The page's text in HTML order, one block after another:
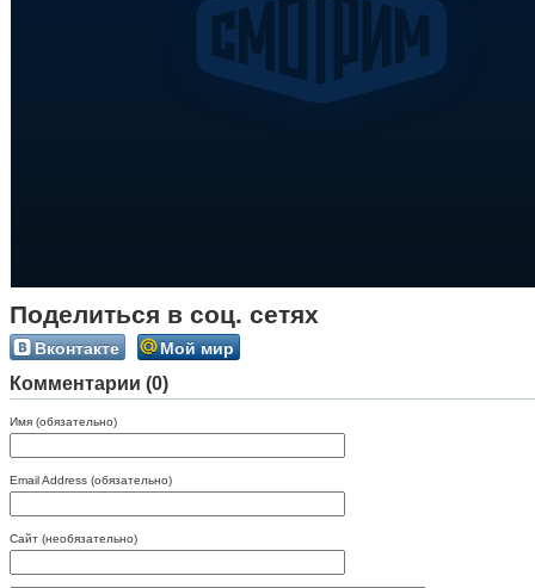
Поделиться в соц. сетях
Вконтакте Мой мир
Комментарии (0)
Имя (обязательно)
Email Address (обязательно)
Сайт (необязательно)